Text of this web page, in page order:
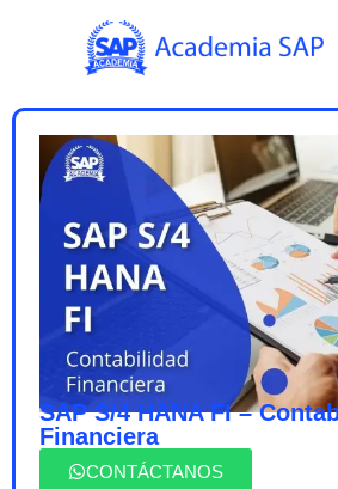
SAP S/4 HANA FI –
Financiera
CONTÁCTANOS